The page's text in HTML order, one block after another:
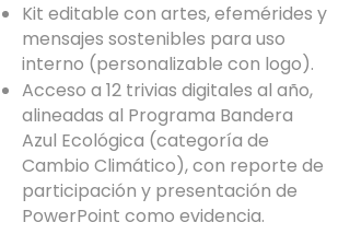
Kit editable con artes, efemérides y
mensajes sostenibles para uso
interno (personalizable con logo).
Acceso a 12 trivias digitales al año,
alineadas al Programa Bandera
Azul Ecológica (categoría de
Cambio Climático), con reporte de
participación y presentación de
PowerPoint como evidencia.